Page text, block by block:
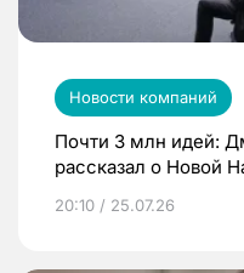
Новости компаний
Почти 3 млн идей:
рассказал о Новой
20:10 / 25.07.26